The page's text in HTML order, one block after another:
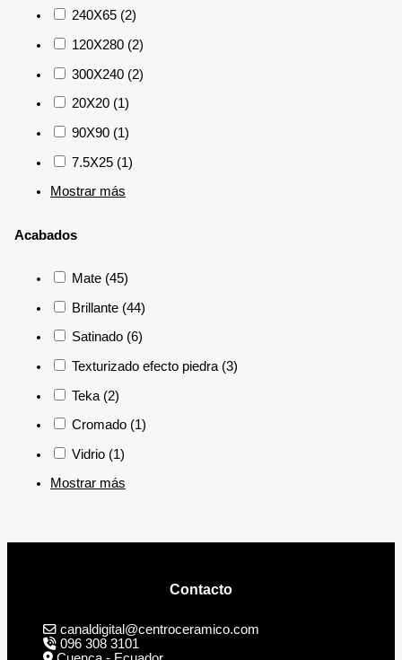
240X65 (2)
120X280 (2)
300X240 (2)
20X20 (1)
90X90 (1)
7.5X25 (1)
Mostrar más
Acabados
Mate (45)
Brillante (44)
Satinado (6)
Texturizado efecto piedra (3)
Teka (2)
Cromado (1)
Vidrio (1)
Mostrar más
Contacto
canaldigital@centroceramico.com
096 308 3101